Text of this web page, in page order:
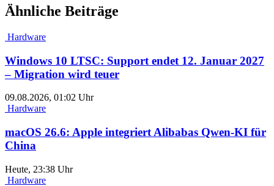
Ähnliche Beiträge
Hardware
Windows 10 LTSC: Support endet 12. Januar 2027
– Migration wird teuer
09.08.2026, 01:02 Uhr
Hardware
macOS 26.6: Apple integriert Alibabas Qwen-KI für
China
Heute, 23:38 Uhr
Hardware